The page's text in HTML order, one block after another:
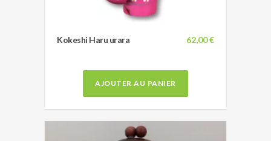
62,00 €
Kokeshi Haru urara
AJOUTER AU PANIER